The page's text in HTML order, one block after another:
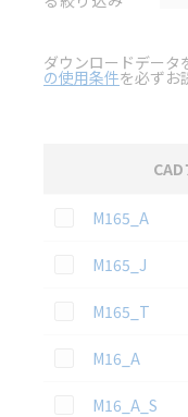
ダウンロードデータ
の使用条件を必ずお
この資料を選択
M165_A
この資料を選択
M165_J
この資料を選択
M165_T
この資料を選択
M16_A
この資料を選択
M16_A_S